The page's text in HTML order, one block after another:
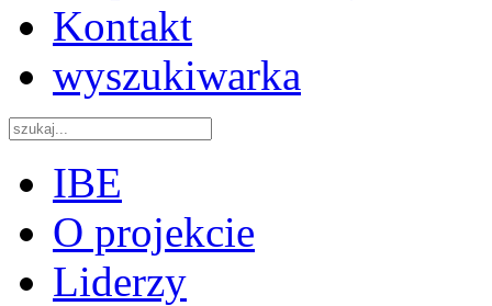
Kontakt
wyszukiwarka
IBE
O projekcie
Liderzy